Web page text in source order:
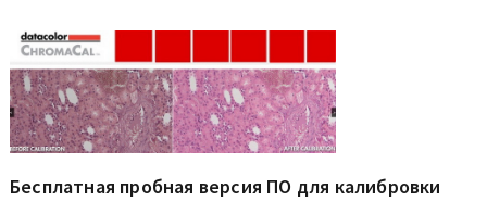
Бесплатная пробная версия ПО для калибровки